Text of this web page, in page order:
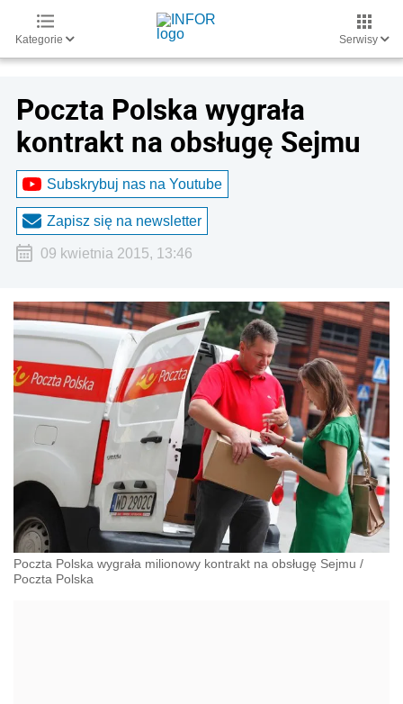
Kategorie Serwisy
Poczta Polska wygrała
kontrakt na obsługę Sejmu
Subskrybuj nas na Youtube
Zapisz się na newsletter
09 kwietnia 2015, 13:46
Poczta Polska wygrała milionowy kontrakt na obsługę Sejmu /
Poczta Polska